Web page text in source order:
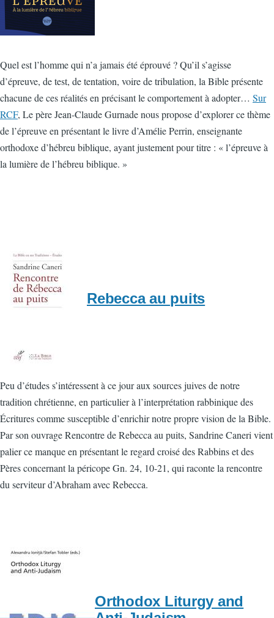
Quel est l’homme qui n’a jamais été éprouvé ? Qu’il s’agisse
d’épreuve, de test, de tentation, voire de tribulation, la Bible présente
chacune de ces réalités en précisant le comportement à adopter… Sur
RCF, Le père Jean-Claude Gurnade nous propose d’explorer ce thème
de l’épreuve en présentant le livre d’Amélie Perrin, enseignante
orthodoxe d’hébreu biblique, ayant justement pour titre : « l’épreuve à
la lumière de l’hébreu biblique. »
Rebecca au puits
Peu d’études s’intéressent à ce jour aux sources juives de notre
tradition chrétienne, en particulier à l’interprétation rabbinique des
Écritures comme susceptible d’enrichir notre propre vision de la Bible.
Par son ouvrage Rencontre de Rebecca au puits, Sandrine Caneri vient
palier ce manque en présentant le regard croisé des Rabbins et des
Pères concernant la péricope Gn. 24, 10-21, qui raconte la rencontre
du serviteur d’Abraham avec Rebecca.
Orthodox Liturgy and